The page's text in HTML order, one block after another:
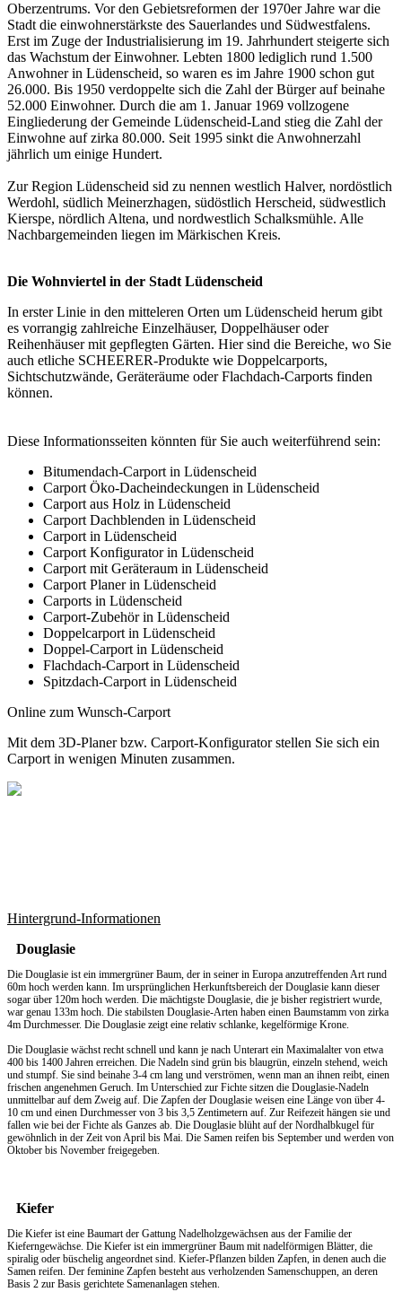
Oberzentrums. Vor den Gebietsreformen der 1970er Jahre war die
Stadt die einwohnerstärkste des Sauerlandes und Südwestfalens.
Erst im Zuge der Industrialisierung im 19. Jahrhundert steigerte sich
das Wachstum der Einwohner. Lebten 1800 lediglich rund 1.500
Anwohner in Lüdenscheid, so waren es im Jahre 1900 schon gut
26.000. Bis 1950 verdoppelte sich die Zahl der Bürger auf beinahe
52.000 Einwohner. Durch die am 1. Januar 1969 vollzogene
Eingliederung der Gemeinde Lüdenscheid-Land stieg die Zahl der
Einwohne auf zirka 80.000. Seit 1995 sinkt die Anwohnerzahl
jährlich um einige Hundert.
Zur Region Lüdenscheid sid zu nennen westlich Halver, nordöstlich
Werdohl, südlich Meinerzhagen, südöstlich Herscheid, südwestlich
Kierspe, nördlich Altena, und nordwestlich Schalksmühle. Alle
Nachbargemeinden liegen im Märkischen Kreis.
Die Wohnviertel in der Stadt Lüdenscheid
In erster Linie in den mitteleren Orten um Lüdenscheid herum gibt
es vorrangig zahlreiche Einzelhäuser, Doppelhäuser oder
Reihenhäuser mit gepflegten Gärten. Hier sind die Bereiche, wo Sie
auch etliche SCHEERER-Produkte wie Doppelcarports,
Sichtschutzwände, Geräteräume oder Flachdach-Carports finden
können.
Diese Informationsseiten könnten für Sie auch weiterführend sein:
Bitumendach-Carport in Lüdenscheid
Carport Öko-Dacheindeckungen in Lüdenscheid
Carport aus Holz in Lüdenscheid
Carport Dachblenden in Lüdenscheid
Carport in Lüdenscheid
Carport Konfigurator in Lüdenscheid
Carport mit Geräteraum in Lüdenscheid
Carport Planer in Lüdenscheid
Carports in Lüdenscheid
Carport-Zubehör in Lüdenscheid
Doppelcarport in Lüdenscheid
Doppel-Carport in Lüdenscheid
Flachdach-Carport in Lüdenscheid
Spitzdach-Carport in Lüdenscheid
Online zum Wunsch-Carport
Mit dem 3D-Planerbzw. Carport-Konfiguratorstellen Sie sich ein
Carport in wenigen Minuten zusammen.
Hintergrund-Informationen
Douglasie
Die Douglasie ist ein immergrüner Baum, der in seiner in Europa anzutreffenden Art rund
60m hoch werden kann. Im ursprünglichen Herkunftsbereich der Douglasie kann dieser
sogar über 120m hoch werden. Die mächtigste Douglasie, die je bisher registriert wurde,
war genau 133m hoch. Die stabilsten Douglasie-Arten haben einen Baumstamm von zirka
4m Durchmesser. Die Douglasie zeigt eine relativ schlanke, kegelförmige Krone.
Die Douglasie wächst recht schnell und kann je nach Unterart ein Maximalalter von etwa
400 bis 1400 Jahren erreichen. Die Nadeln sind grün bis blaugrün, einzeln stehend, weich
und stumpf. Sie sind beinahe 3-4 cm lang und verströmen, wenn man an ihnen reibt, einen
frischen angenehmen Geruch. Im Unterschied zur Fichte sitzen die Douglasie-Nadeln
unmittelbar auf dem Zweig auf. Die Zapfen der Douglasie weisen eine Länge von über 4-
10 cm und einen Durchmesser von 3 bis 3,5 Zentimetern auf. Zur Reifezeit hängen sie und
fallen wie bei der Fichte als Ganzes ab. Die Douglasie blüht auf der Nordhalbkugel für
gewöhnlich in der Zeit von April bis Mai. Die Samen reifen bis September und werden von
Oktober bis November freigegeben.
Kiefer
Die Kiefer ist eine Baumart der Gattung Nadelholzgewächsen aus der Familie der
Kieferngewächse. Die Kiefer ist ein immergrüner Baum mit nadelförmigen Blätter, die
spiralig oder büschelig angeordnet sind. Kiefer-Pflanzen bilden Zapfen, in denen auch die
Samen reifen. Der feminine Zapfen besteht aus verholzenden Samenschuppen, an deren
Basis 2 zur Basis gerichtete Samenanlagen stehen.